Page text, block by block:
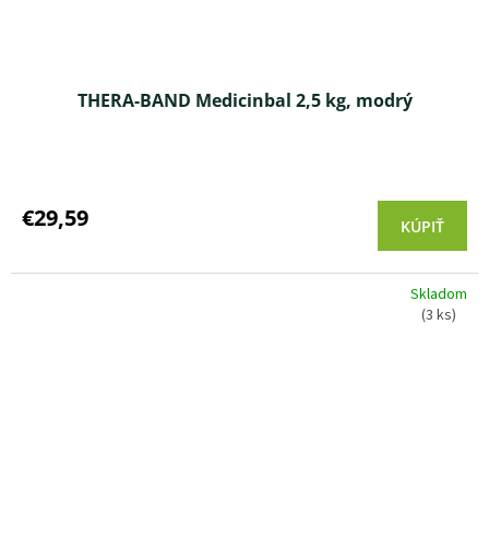
THERA-BAND Medicinbal 2,5 kg, modrý
produktu
je
z 5
€29,59 KÚPIŤ
Skladom
(3 ks)